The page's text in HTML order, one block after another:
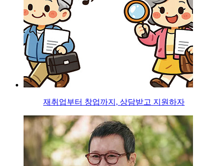
재취업부터 창업까지, 상담받고 지원하자